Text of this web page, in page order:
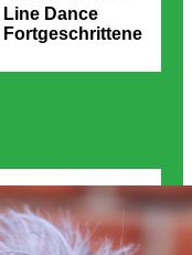
Line Dance
Fortgeschrittene